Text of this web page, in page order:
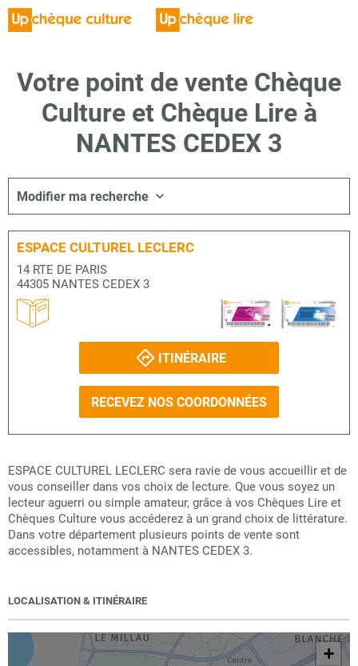
Votre point de vente Chèque
Culture et Chèque Lire à
NANTES CEDEX 3
Modifier ma recherche
ESPACE CULTUREL LECLERC
14 RTE DE PARIS
44305 NANTES CEDEX 3
ITINÉRAIRE
RECEVEZ NOS COORDONNÉES
ESPACE CULTUREL LECLERC sera ravie de vous accueillir et de
vous conseiller dans vos choix de lecture. Que vous soyez un
lecteur aguerri ou simple amateur, grâce à vos Chèques Lire et
Chèques Culture vous accéderez à un grand choix de littérature.
Dans votre département plusieurs points de vente sont
accessibles, notamment à NANTES CEDEX 3.
LOCALISATION & ITINÉRAIRE
+